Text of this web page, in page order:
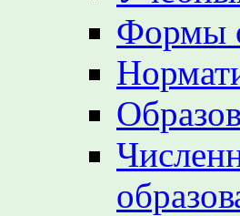
Формы